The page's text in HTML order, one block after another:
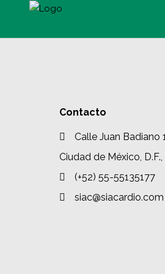
Contacto
Calle Juan Badiano
Ciudad de México,
(+52) 55-55135177
siac@siacardio.com